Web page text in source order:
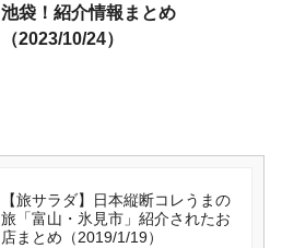
池袋！紹介情報まとめ
（2023/10/24）
【旅サラダ】日本縦断コレうまの
旅「富山・氷見市」紹介されたお
店まとめ（2019/1/19）